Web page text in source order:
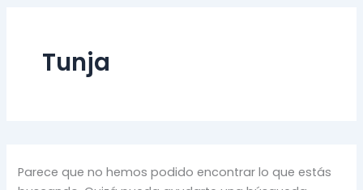
Tunja
Parece que no hemos podido encontrar lo que estás